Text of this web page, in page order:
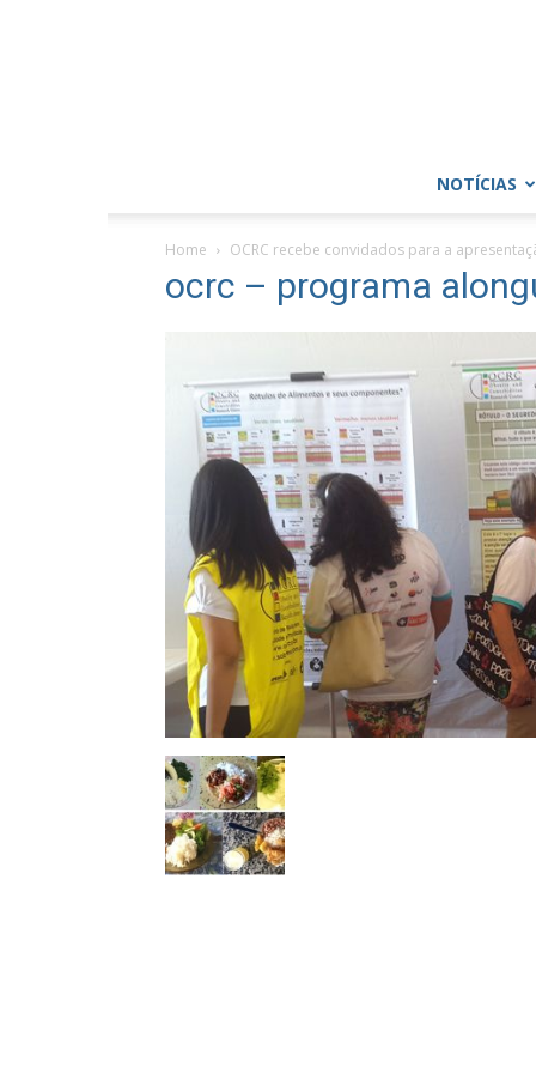
NOTÍCIAS
Home OCRC recebe convidados para a
ocrc – programa